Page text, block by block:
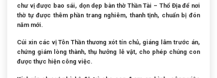
chư vị được bao sái, dọn dẹp bàn thờ Thần Tài – Thổ Địa để nơi
thờ tự được thêm phần trang nghiêm, thanh tịnh, chuẩn bị đón
năm mới.
Cúi xin các vị Tôn Thần thương xót tín chủ, giáng lâm trước án,
chứng giám lòng thành, thụ hưởng lễ vật, cho phép chúng con
được thực hiện công việc.